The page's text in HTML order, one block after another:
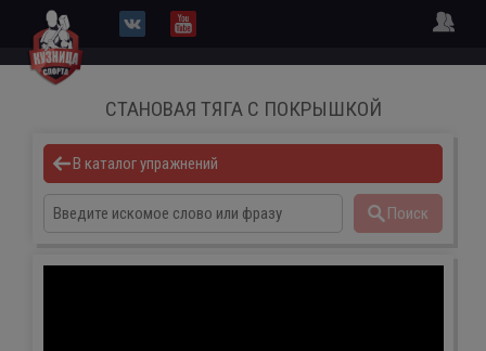
СТАНОВАЯ ТЯГА С ПОКРЫШКОЙ
В каталог упражнений
Поиск